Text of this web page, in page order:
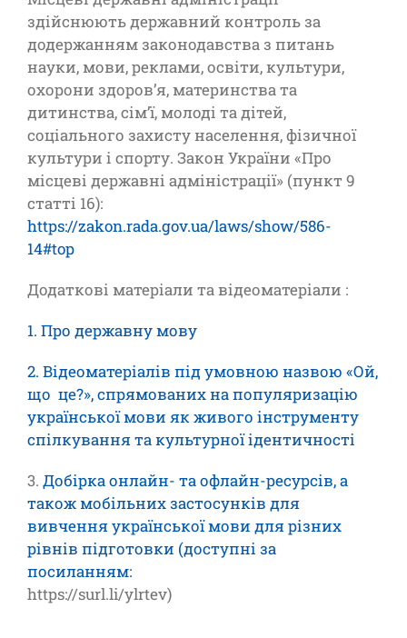
здійснюють державний контроль за
додержанням законодавства з питань
науки, мови, реклами, освіти, культури,
охорони здоров’я, материнства та
дитинства, сім’ї, молоді та дітей,
соціального захисту населення, фізичної
культури і спорту. Закон України «Про
місцеві державні адміністрації» (пункт 9
статті 16):
https://zakon.rada.gov.ua/laws/show/586-
14#top
Додаткові матеріали та відеоматеріали :
1. Про державну мову
2. Відеоматеріалів під умовною назвою «Ой,
що це?», спрямованих на популяризацію
української мови як живого інструменту
спілкування та культурної ідентичності
3. Добірка онлайн- та офлайн-ресурсів, а
також мобільних застосунків для
вивчення української мови для різних
рівнів підготовки (доступні за
посиланням:
https://surl.li/ylrtev)